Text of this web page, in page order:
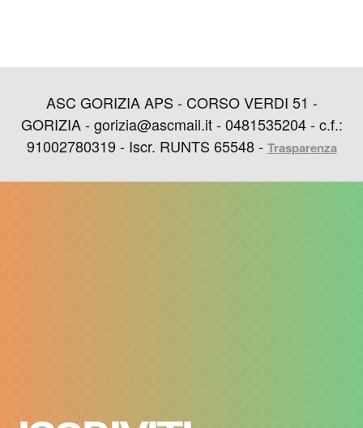
ASC GORIZIA APS - CORSO VERDI 51 -
GORIZIA - gorizia@ascmail.it - 0481535204 - c.f.:
91002780319 - Iscr. RUNTS 65548 - Trasparenza